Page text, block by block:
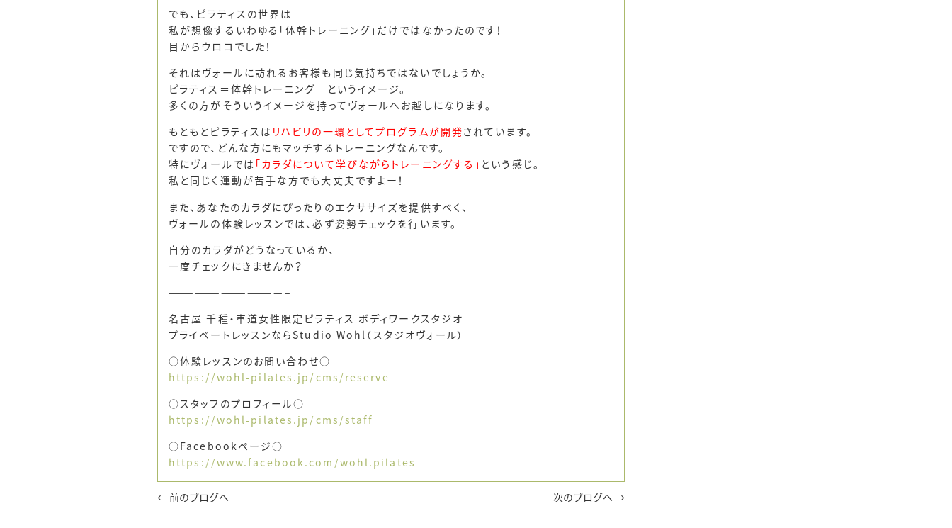
でも、ピラティスの世界は
私が想像するいわゆる「体幹トレーニング」だけではなかったのです！
目からウロコでした！
それはヴォールに訪れるお客様も同じ気持ちではないでしょうか。
ピラティス＝体幹トレーニング というイメージ。
多くの方がそういうイメージを持ってヴォールへお越しになります。
もともとピラティスは リハビリの一環としてプログラムが開発されています。
ですので、どんな方にもマッチするトレーニングなんです。
特にヴォールでは 「カラダについて学びながらトレーニングする」 という感じ。
私と同じく運動が苦手な方でも大丈夫ですよー！
また、あなたのカラダにぴったりのエクササイズを提供すべく、
ヴォールの体験レッスンでは、必ず姿勢チェックを行います。
自分のカラダがどうなっているか、
一度チェックにきませんか？
—————————————–
名古屋 千種・車道女性限定ピラティス ボディワークスタジオ
プライベートレッスンならStudio Wohl（スタジオヴォール）
○体験レッスンのお問い合わせ○
https://wohl-pilates.jp/cms/reserve
○スタッフのプロフィール○
https://wohl-pilates.jp/cms/staff
○Facebookページ○
https://www.facebook.com/wohl.pilates
← 前のブログへ 次のブログへ →